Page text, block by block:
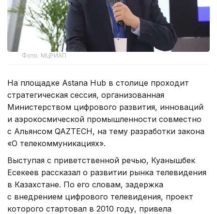
Фото: МЦРИАП
На площадке Astana Hub в столице проходит
стратегическая сессия, организованная
Министерством цифрового развития, инноваций
и аэрокосмической промышленности совместно
с Альянсом QAZTECH, на тему разработки закона
«О телекоммуникациях».
Выступая с приветственной речью, Куанышбек
Есекеев рассказал о развитии рынка телевидения
в Казахстане. По его словам, задержка
с внедрением цифрового телевидения, проект
которого стартовал в 2010 году, привела